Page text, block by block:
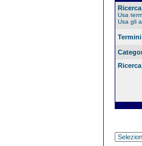
Usa
Usa gli